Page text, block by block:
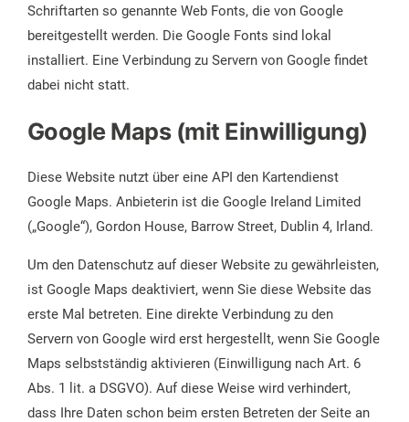
Schriftarten so genannte Web Fonts, die von Google
bereitgestellt werden. Die Google Fonts sind lokal
installiert. Eine Verbindung zu Servern von Google findet
dabei nicht statt.
Google Maps (mit Einwilligung)
Diese Website nutzt über eine API den Kartendienst
Google Maps. Anbieterin ist die Google Ireland Limited
(„Google“), Gordon House, Barrow Street, Dublin 4, Irland.
Um den Datenschutz auf dieser Website zu gewährleisten,
ist Google Maps deaktiviert, wenn Sie diese Website das
erste Mal betreten. Eine direkte Verbindung zu den
Servern von Google wird erst hergestellt, wenn Sie Google
Maps selbstständig aktivieren (Einwilligung nach Art. 6
Abs. 1 lit. a DSGVO). Auf diese Weise wird verhindert,
dass Ihre Daten schon beim ersten Betreten der Seite an